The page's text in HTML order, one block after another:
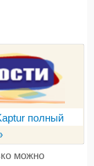
можно